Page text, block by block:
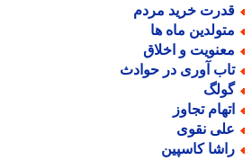
خرید مردم
ماه ها
و اخلاق
آوری در حوادث
تجاوز
نقوی
کاسپین